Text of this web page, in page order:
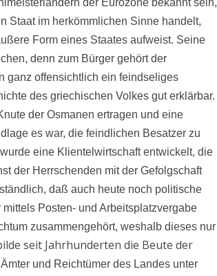
der Eurozone bekannt sein,
Staat im herkömmlichen Sinne handelt,
Form eines Staates aufweist. Seine
denn zum Bürger gehört der
ganz offensichtlich ein feindseliges
des griechischen Volkes gut erklärbar.
der Osmanen ertragen und eine
es war, die feindlichen Besatzer zu
eine Klientelwirtschaft entwickelt, die
der Herrschenden mit der Gefolgschaft
daß auch heute noch politische
Posten- und Arbeitsplatzvergabe
zusammengehört, weshalb dieses nur
seit Jahrhunderten die Beute der
Ämter und Reichtümer des Landes unter